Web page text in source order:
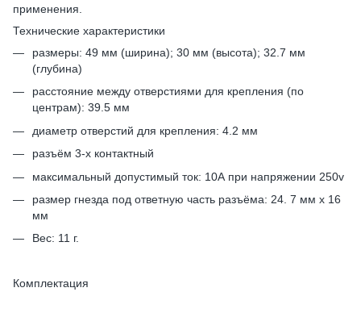
применения.
Технические характеристики
размеры: 49 мм (ширина); 30 мм (высота); 32.7 мм
(глубина)
расстояние между отверстиями для крепления (по
центрам): 39.5 мм
диаметр отверстий для крепления: 4.2 мм
разъём 3-х контактный
максимальный допустимый ток: 10А при напряжении 250v
размер гнезда под ответную часть разъёма: 24. 7 мм х 16
мм
Вес: 11 г.
Комплектация